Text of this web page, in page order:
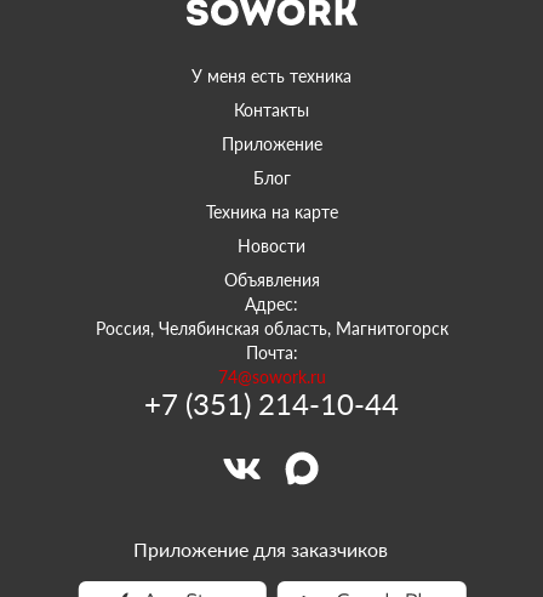
У меня есть техника
Контакты
Приложение
Блог
Техника на карте
Новости
Объявления
Адрес:
Россия, Челябинская область, Магнитогорск
Почта:
74@sowork.ru
+7 (351) 214-10-44
Приложение для заказчиков